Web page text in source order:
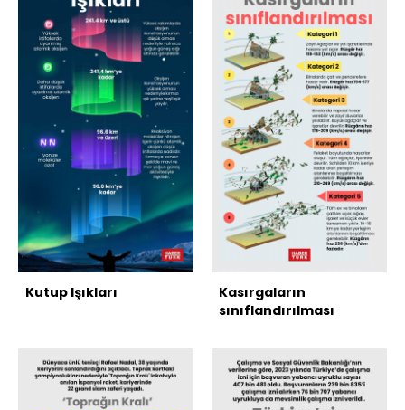
Kutup Işıkları
Kasırgaların
sınıflandırılması